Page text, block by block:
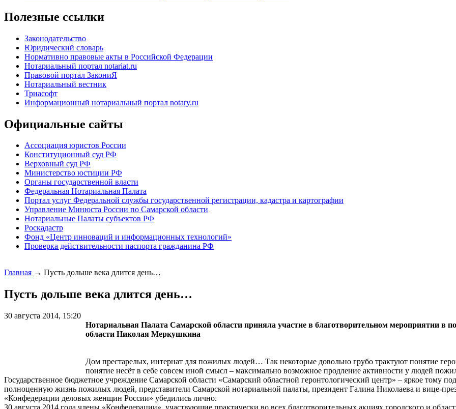
Полезные ссылки
Законодательство
Юридический словарь
Нормативно правовые акты в Российской Федерации
Нотариальный портал notariat.ru
Правовой портал ЗакониЯ
Нотариальный вестник
Триасофт
Информационный нотариальный портал notary.ru
Официальные сайты
Ассоциация юристов России
Конституционный суд РФ
Верховный суд РФ
Министерство юстиции РФ
Органы государственной власти
Федеральная Нотариальная Палата
Портал услуг Федеральной службы государственной регистрации, кадастра и картографии
Управление Минюста России по Самарской области
Нотариальные Палаты субъектов РФ
Роскадастр
Фонд «Центр инноваций и информационных технологий»
Проверка действительности паспорта гражданина РФ
Главная → Пусть дольше века длится день…
Пусть дольше века длится день…
30 августа 2014, 15:20
Нотариальная Палата Самарской области приняла участие в благотворительном мероприятии в
области Николая Меркушкина
Дом престарелых, интернат для пожилых людей… Так некоторые довольно грубо трактуют понятие
понятие несёт в себе совсем иной смысл – максимально возможное продление активности у людей
Государственное бюджетное учреждение Самарской области «Самарский областной геронтологический центр» – яркое тому
полноценную жизнь пожилых людей, представители Самарской нотариальной палаты, президент Галина Николаева и вице-
«Конфедерации деловых женщин России» убедились лично.